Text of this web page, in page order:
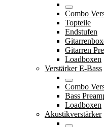
Combo
Topteile
Endstufen
Gitarren
Loadboxen
Verstärker E-Bass
Combo
Bass
Loadboxen
Akustikverstärker